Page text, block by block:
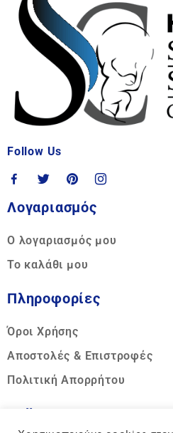
Follow Us
Λογαριασμός
Ο λογαριασμός μου
Το καλάθι μου
Πληροφορίες
Όροι Χρήσης
Αποστολές & Επιστροφές
Πολιτική Απορρήτου
Call us